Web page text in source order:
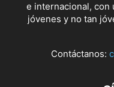
e internacional, con
jóvenes y no tan
Contáctanos: